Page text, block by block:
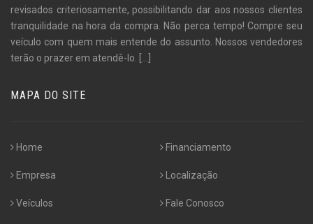
revisados criteriosamente, possibilitando dar aos nossos clientes
tranquilidade na hora da compra. Não perca tempo! Compre seu
veículo com quem mais entende do assunto. Nossos vendedores
terão o prazer em atendê-lo. [...]
MAPA DO SITE
Home
Empresa
Veículos
Financiamento
Localização
Fale Conosco